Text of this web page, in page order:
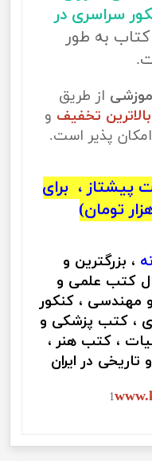
سراسری در
کتاب به طور
از طریق
تخفیف و
امکان پذیر است.
پیشتاز ، برای
، بزرگترین و
کتب علمی و
مهندسی ، کنکور
، کتب پزشکی و
، کتب هنر ،
در ایران
1